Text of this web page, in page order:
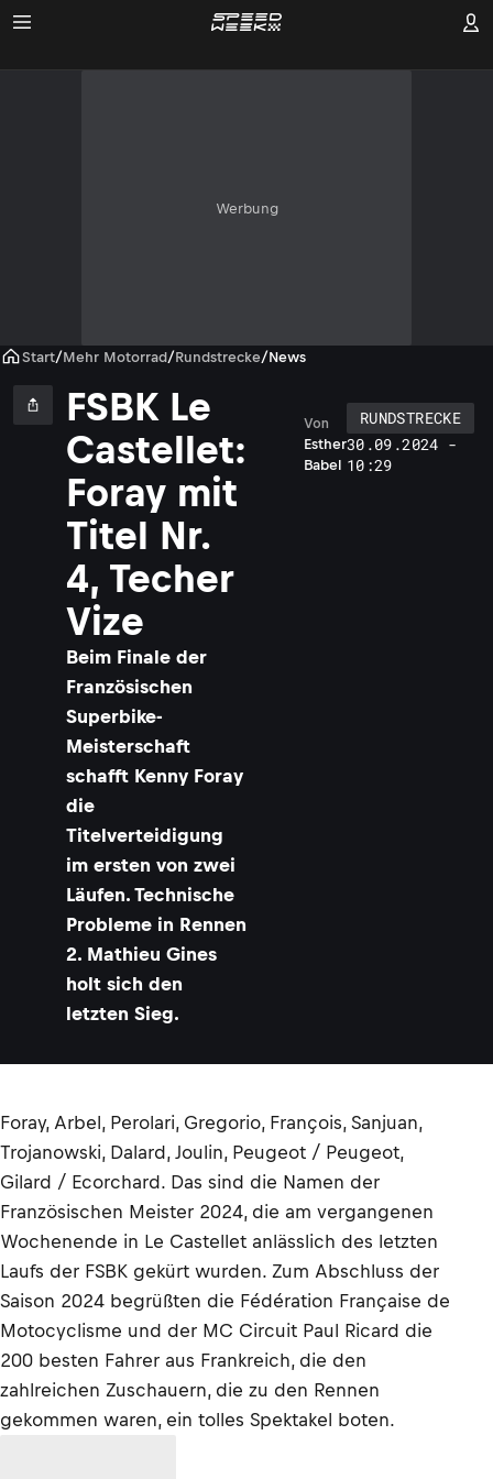
Werbung
Start/Mehr Motorrad/Rundstrecke/News
FSBK Le
Castellet:
Foray mit
Titel Nr.
4, Techer
Vize
Beim Finale der
Französischen
Superbike-
Meisterschaft
schafft Kenny Foray
die
Titelverteidigung
im ersten von zwei
Läufen. Technische
Probleme in Rennen
2. Mathieu Gines
holt sich den
letzten Sieg.
Esther
Babel
Von
RUNDSTRECKE
30.09.2024 -
10:29
Foray, Arbel, Perolari, Gregorio, François, Sanjuan,
Trojanowski, Dalard, Joulin, Peugeot / Peugeot,
Gilard / Ecorchard. Das sind die Namen der
Französischen Meister 2024, die am vergangenen
Wochenende in Le Castellet anlässlich des letzten
Laufs der FSBK gekürt wurden. Zum Abschluss der
Saison 2024 begrüßten die Fédération Française de
Motocyclisme und der MC Circuit Paul Ricard die
200 besten Fahrer aus Frankreich, die den
zahlreichen Zuschauern, die zu den Rennen
gekommen waren, ein tolles Spektakel boten.